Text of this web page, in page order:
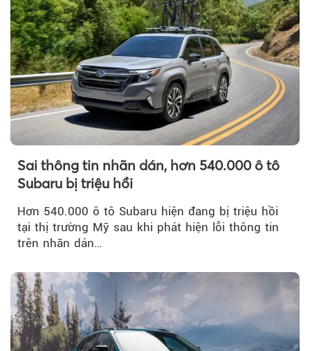
Sai thông tin nhãn dán, hơn 540.000 ô tô
Subaru bị triệu hồi
Hơn 540.000 ô tô Subaru hiện đang bị triệu hồi
tại thị trường Mỹ sau khi phát hiện lỗi thông tin
trên nhãn dán…